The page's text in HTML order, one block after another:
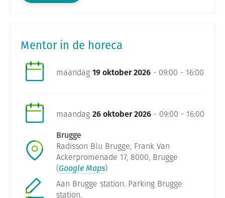
Mentor in de horeca
maandag 19 oktober 2026 - 09:00 - 16:00
maandag 26 oktober 2026 - 09:00 - 16:00
Brugge
Radisson Blu Brugge, Frank Van
Ackerpromenade 17, 8000, Brugge
(Google Maps)
Aan Brugge station. Parking Brugge
station.